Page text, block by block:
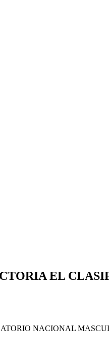
EL